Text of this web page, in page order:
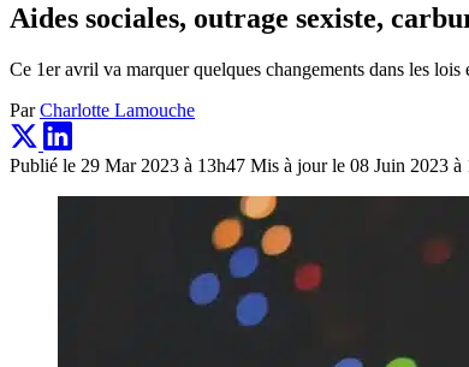
Aides sociales, outrage sexiste,
Ce 1er avril va marquer quelques changements dans les
ParCharlotte Lamouche
Publié le 29 Mar 2023 à 13h47 Mis à jour le 08 Juin 2023 à